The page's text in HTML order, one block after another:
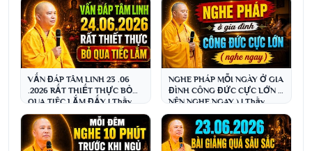
VẤN ĐÁP TÂM LINH 23 .06
.2026 RẤT THIẾT THỰC BỎ
QUA TIÊC LẮM ĐẤY | Thầy
Thích Đạo Thịnh
NGHE PHÁP MỖI NGÀY Ở GIA
ĐÌNH CÔNG ĐỨC CỰC LỚN (
NÊN NGHE NGAY ) | Thầy
Thích Đạo Thịnh